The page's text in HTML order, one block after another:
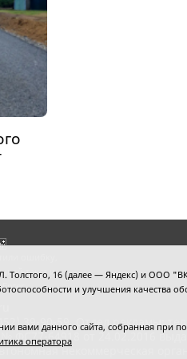
текст и
39-90-59. Отдел рекламы:
ФС77-64918 от 24.02.2016
некоммерческая
Толстого, 16 (далее — Яндекс) и ООО
и улучшения качества
вами данного сайта, собранная при
оператора